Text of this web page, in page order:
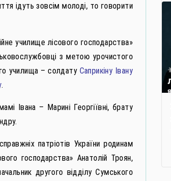
ідуть зовсім молоді, то говорити
училище лісового господарства»
з метою урочистого
училища – солдату Саприкіну Івану
.
Івана – Марині Георгіївні, брату
патріотів України родинам
господарства» Анатолій Троян,
другого відділу Сумського